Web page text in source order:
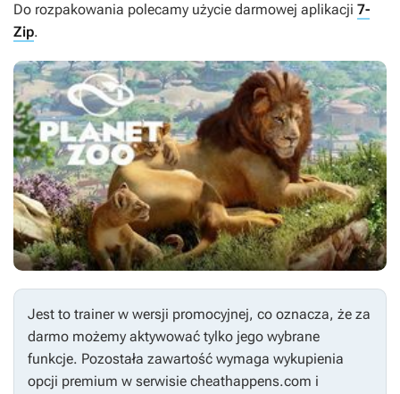
Do rozpakowania polecamy użycie darmowej aplikacji 7-
Zip.
Jest to trainer w wersji promocyjnej, co oznacza, że za
darmo możemy aktywować tylko jego wybrane
funkcje. Pozostała zawartość wymaga wykupienia
opcji premium w serwisie cheathappens.com i